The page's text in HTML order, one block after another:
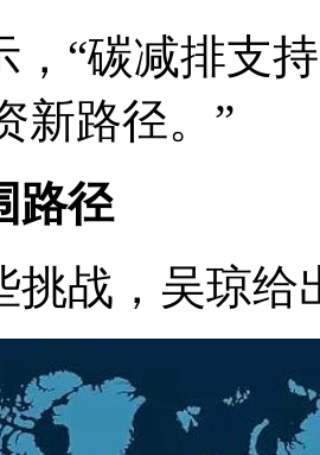
，“碳减排支
新路径。”
路径
挑战，吴琼给